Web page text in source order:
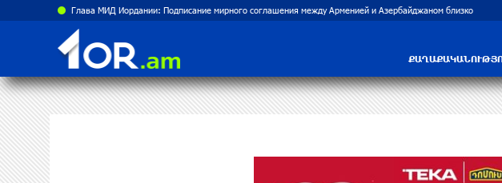
Глава МИД Иордании: Подписание мирного соглашения между Арменией и Азербайджаном близко